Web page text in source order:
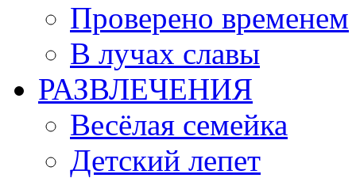
Проверено временем
В лучах славы
РАЗВЛЕЧЕНИЯ
Весёлая семейка
Детский лепет